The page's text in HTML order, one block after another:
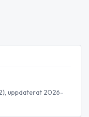
uppdaterat 2026-